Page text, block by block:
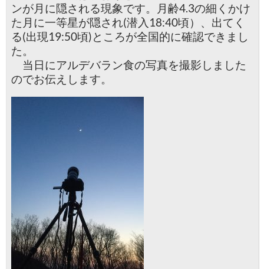
ンが月に隠される現象です。月齢4.3の細くかけ
た月に一等星が隠され(潜入18:40頃）、出てく
る(出現19:50頃)ところが全国的に確認できまし
た。
当日にアルデバラン食の写真を撮影しました
のでお伝えします。